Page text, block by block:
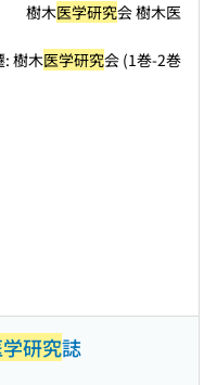
樹木医学研究会 樹木医
: 樹木医学研究会 (1巻-2巻
研究誌